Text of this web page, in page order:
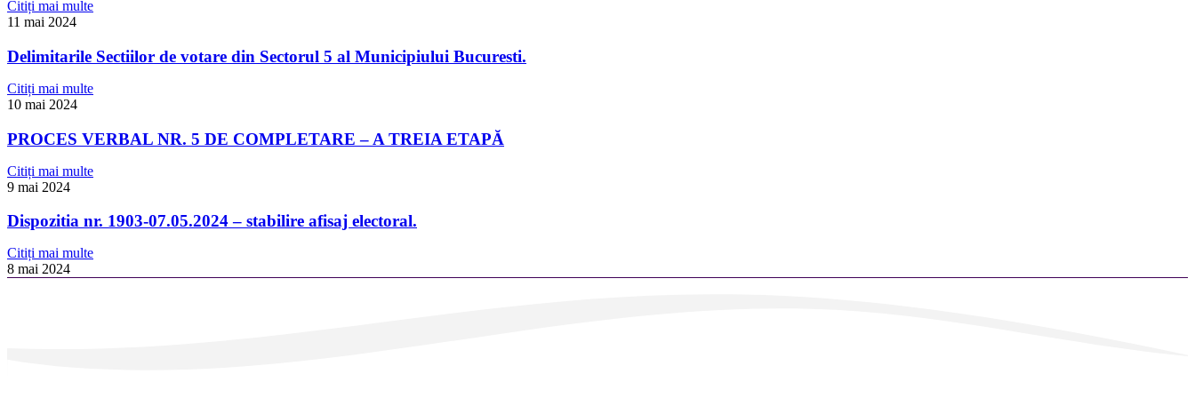
Citiți mai multe
11 mai 2024
Delimitarile Sectiilor de votare din Sectorul 5 al Municipiului Bucuresti.
Citiți mai multe
10 mai 2024
PROCES VERBAL NR. 5 DE COMPLETARE – A TREIA ETAPĂ
Citiți mai multe
9 mai 2024
Dispozitia nr. 1903-07.05.2024 – stabilire afisaj electoral.
Citiți mai multe
8 mai 2024